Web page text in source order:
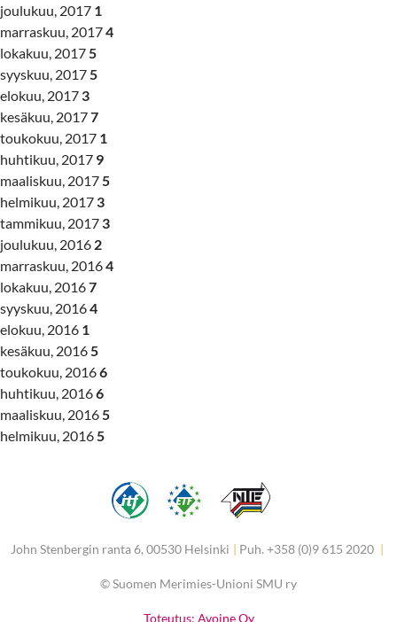
joulukuu, 2017 1
marraskuu, 20174
lokakuu, 20175
syyskuu, 20175
elokuu, 2017 3
kesäkuu, 20177
toukokuu, 2017 1
huhtikuu, 2017 9
maaliskuu, 20175
helmikuu, 2017 3
tammikuu, 2017 3
joulukuu, 2016 2
marraskuu, 20164
lokakuu, 20167
syyskuu, 20164
elokuu, 2016 1
kesäkuu, 20165
toukokuu, 20166
huhtikuu, 20166
maaliskuu, 20165
helmikuu, 20165
John Stenbergin ranta 6, 00530 Helsinki | Puh. +358 (0)9 615 2020 |
©Suomen Merimies-Unioni SMU ry
Toteutus: Avoine Oy